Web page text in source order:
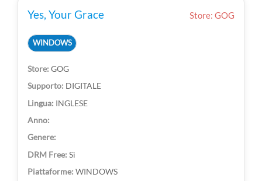
Yes, Your Grace Store: GOG
WINDOWS
GOG
DIGITALE
INGLESE
Sì
WINDOWS